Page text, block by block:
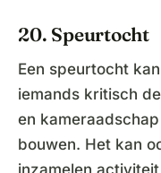
20. Speurtocht
Een speurtocht
iemands kritisch
en
bouwen. Het kan
inzamelen